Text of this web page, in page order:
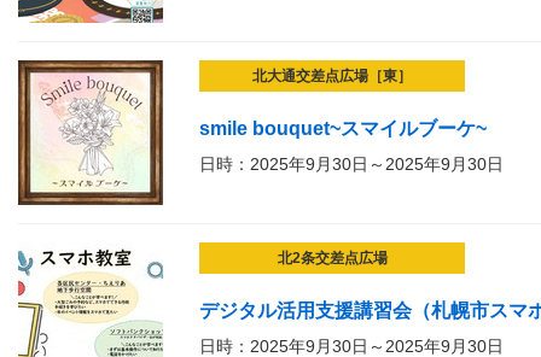
北大通交差点広場［東］
smile bouquet~スマイルブーケ~
日時：2025年9月30日～2025年9月30日
北2条交差点広場
デジタル活用支援講習会（札幌市スマ
日時：2025年9月30日～2025年9月30日